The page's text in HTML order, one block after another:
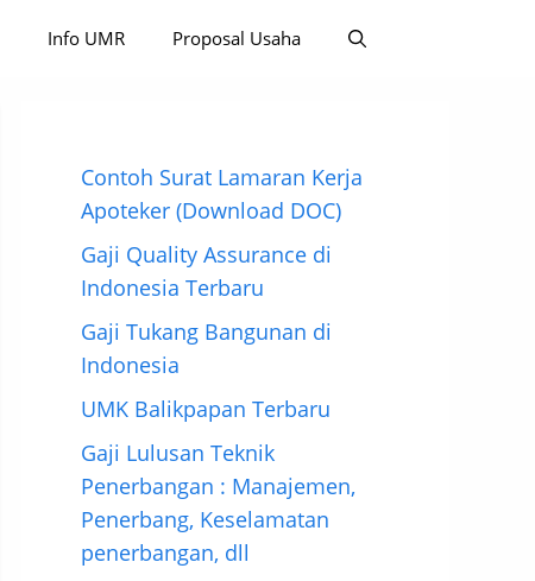
Info UMR Proposal Usaha
Contoh Surat Lamaran Kerja
Apoteker (Download DOC)
Gaji Quality Assurance di
Indonesia Terbaru
Gaji Tukang Bangunan di
Indonesia
UMK Balikpapan Terbaru
Gaji Lulusan Teknik
Penerbangan : Manajemen,
Penerbang, Keselamatan
penerbangan, dll